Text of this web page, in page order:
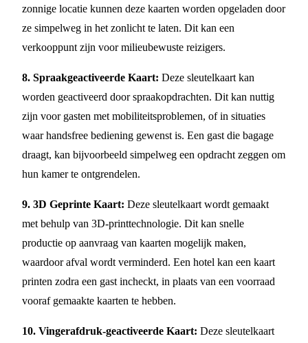
zonnige locatie kunnen deze kaarten worden opgeladen door
ze simpelweg in het zonlicht te laten. Dit kan een
verkooppunt zijn voor milieubewuste reizigers.
8. Spraakgeactiveerde Kaart: Deze sleutelkaart kan
worden geactiveerd door spraakopdrachten. Dit kan nuttig
zijn voor gasten met mobiliteitsproblemen, of in situaties
waar handsfree bediening gewenst is. Een gast die bagage
draagt, kan bijvoorbeeld simpelweg een opdracht zeggen om
hun kamer te ontgrendelen.
9. 3D Geprinte Kaart: Deze sleutelkaart wordt gemaakt
met behulp van 3D-printtechnologie. Dit kan snelle
productie op aanvraag van kaarten mogelijk maken,
waardoor afval wordt verminderd. Een hotel kan een kaart
printen zodra een gast incheckt, in plaats van een voorraad
vooraf gemaakte kaarten te hebben.
10. Vingerafdruk-geactiveerde Kaart: Deze sleutelkaart